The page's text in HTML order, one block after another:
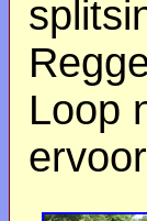
Loop